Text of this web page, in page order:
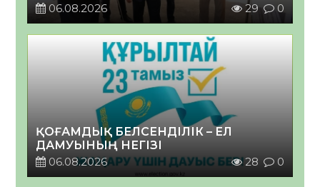
06.08.2026 29 0
ҚОҒАМДЫҚ БЕЛСЕНДІЛІК – ЕЛ
ДАМУЫНЫҢ НЕГІЗІ
06.08.2026
28 0